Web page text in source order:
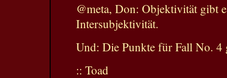
@meta, Don: Objektivität gibt
Intersubjektivität.
Und: Die Punkte für Fall No. 4
:: Toad